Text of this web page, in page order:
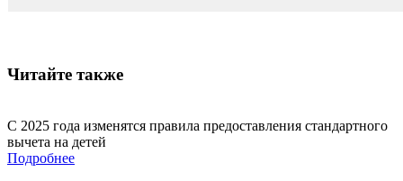
Читайте также
С 2025 года изменятся правила предоставления стандартного
вычета на детей
Подробнее